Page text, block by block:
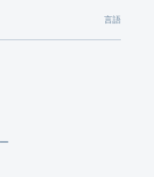
言語